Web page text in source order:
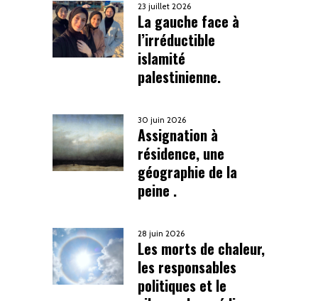
23 juillet 2026
La gauche face à
l’irréductible
islamité
palestinienne.
30 juin 2026
Assignation à
résidence, une
géographie de la
peine .
28 juin 2026
Les morts de chaleur,
les responsables
politiques et le